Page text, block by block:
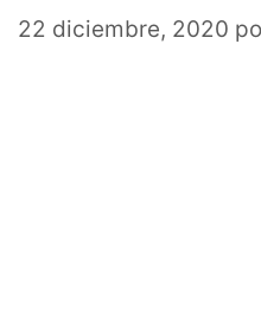
22 diciembre, 2020